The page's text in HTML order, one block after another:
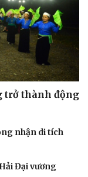
đêm khuya
yêu
cho bé
tâm hồn
trở thành động
nhận di tích
Đại vương